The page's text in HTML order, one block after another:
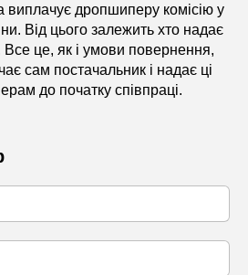
виплачує дропшиперу комісію у
Від цього залежить хто надає
Все це, як і умови повернення,
сам постачальник і надає ці
до початку співпраці.